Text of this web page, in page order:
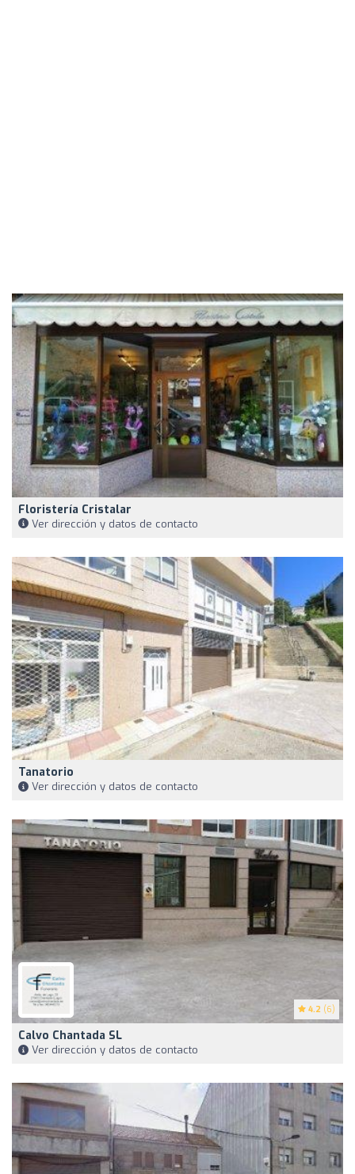
Floristería Cristalar
Ver dirección y datos de contacto
Tanatorio
Ver dirección y datos de contacto
4.2 (6)
Calvo Chantada SL
Ver dirección y datos de contacto